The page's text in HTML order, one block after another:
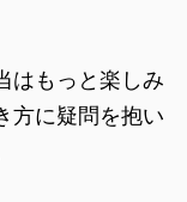
はもっと楽しみ
方に疑問を抱い